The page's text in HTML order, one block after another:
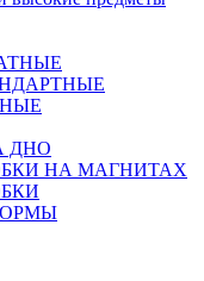
ДНО
НА МАГНИТАХ